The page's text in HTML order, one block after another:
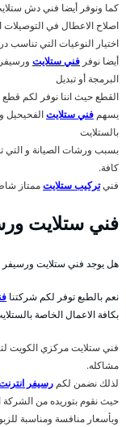
كما ونوفر أيضا فني دش
اصلاح الاعطال في التوصيلات
اختيار النوعيات التي تناسب
أيضا نوفر فني ستلايت
البرمجة أو تبديل
القطع حيث اننا نوفر لكم قطع
يسهم فني ستلايتالفحيحيل
بالستلايت
بسبب ورشات الصيانة و التي
كافة.
فنيتركيب ستلايتممتاز
فني ستلايت
هل يوجد فني ستلايت ورسيفر
نعم بالطبع توفر لكم شركتنا
بكافة الاعمال الخاصة
فني ستلايت مركزي الكويت
مشاكله.
لذلك نضمن لكم رسيفر
حيث نقوم بتوريده من الشركة
وبأسعار منافسة ومناسبة